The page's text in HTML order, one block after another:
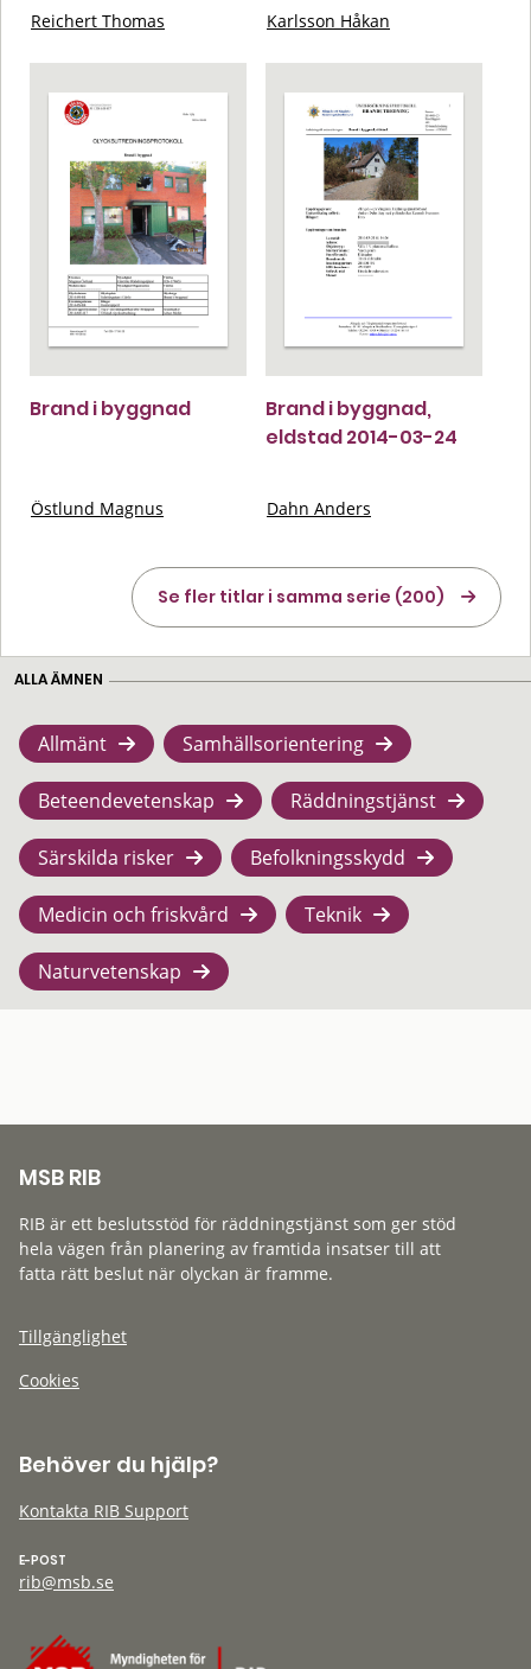
Reichert Thomas Karlsson Håkan
Brand i byggnad
Östlund Magnus
Brand i byggnad,
eldstad 2014-03-24
Dahn Anders
Se fler titlar i samma serie (200)
ALLA ÄMNEN
Allmänt Samhällsorientering
Beteendevetenskap Räddningstjänst
Särskilda risker Befolkningsskydd
Medicin och friskvård Teknik
Naturvetenskap
MSB RIB
RIB är ett beslutsstöd för räddningstjänst som ger stöd
hela vägen från planering av framtida insatser till att
fatta rätt beslut när olyckan är framme.
Tillgänglighet
Cookies
Behöver du hjälp?
Kontakta RIB Support
E-POST
rib@msb.se